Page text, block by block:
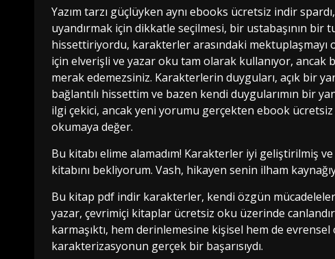
Yazım tarzı güçlüyken aynı ebooks ücretsiz indir
uyandırmak için dikkatle seçilmesi, bir ustabaşının bir
hissettiriyordu, karakterler arasındaki
için elverişli ve yazar oku tam olarak kullanıyor, ancak
merak edemezsiniz. Karakterlerin duyguları, açık bir
bağlantılı hissettim ve bazen kendi duygularımın bir
ilgi çekici, ancak yeni yorumu gerçekten ebook
okumaya değer.
Bu kitabı elime alamadım! Karakterler iyi geliştirilmiş
kitabını bekliyorum. Vash, hikayen senin ilham
Bu kitap pdf indir karakterler, kendi özgün
yazar, çevrimiçi kitaplar ücretsiz oku üzerinde
karmaşıktı, hem derinlemesine kişisel hem de evrensel
karakterizasyonun gerçek bir başarısıydı.